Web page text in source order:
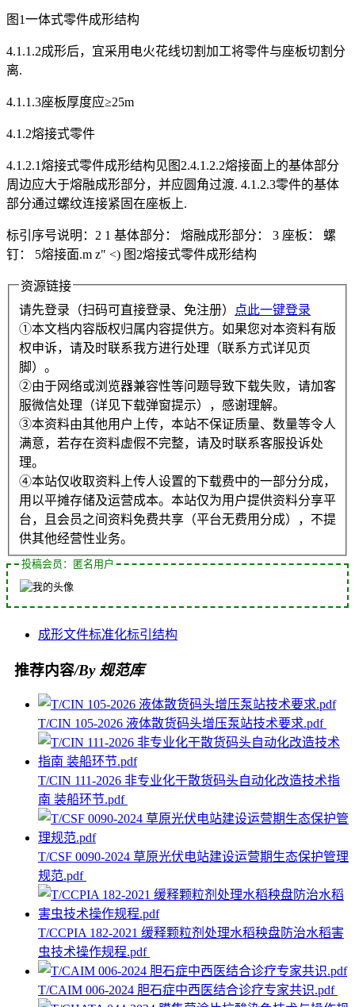
图1一体式零件成形结构
4.1.1.2成形后，宜采用电火花线切割加工将零件与座板切割分
离.
4.1.1.3座板厚度应≥25m
4.1.2熔接式零件
4.1.2.1熔接式零件成形结构见图2.4.1.2.2熔接面上的基体部分
周边应大于熔融成形部分，并应圆角过渡. 4.1.2.3零件的基体
部分通过螺纹连接紧固在座板上.
标引序号说明：2 1 基体部分： 熔融成形部分： 3 座板： 螺
钉： 5熔接面.m z" <) 图2熔接式零件成形结构
资源链接
请先登录（扫码可直接登录、免注册）
点此一键登录
①本文档内容版权归属内容提供方。如果您对本资料有版
权申诉，请及时联系我方进行处理（联系方式详见页
脚）。
②由于网络或浏览器兼容性等问题导致下载失败，请加客
服微信处理（详见下载弹窗提示），感谢理解。
③本资料由其他用户上传，本站不保证质量、数量等令人
满意，若存在资料虚假不完整，请及时联系客服投诉处
理。
④本站仅收取资料上传人设置的下载费中的一部分分成，
用以平摊存储及运营成本。本站仅为用户提供资料分享平
台，且会员之间资料免费共享（平台无费用分成），不提
供其他经营性业务。
投稿会员：匿名用户
成形文件标准化标引 结构
推荐内容/By 规范库
T/CIN 105-2026 液体散货码头增压泵站技术要求.pdf
T/CIN 111-2026 非专业化干散货码头自动化改造技术指
南 装船环节.pdf
T/CSF 0090-2024 草原光伏电站建设运营期生态保护管理
规范.pdf
T/CCPIA 182-2021 缓释颗粒剂处理水稻秧盘防治水稻害
虫技术操作规程.pdf
T/CAIM 006-2024 胆石症中西医结合诊疗专家共识.pdf